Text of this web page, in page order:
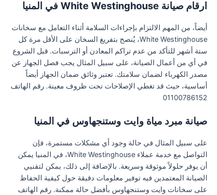
ارقام صيانة White Westinghouse في المنيا
أيضاً، من المهم الالتزام بإجراءات السلامة أثناء التعامل مع سخانات
White Westinghouse، يُنصح بتفريغ السخان على الأقل مرة كل
ستة أشهر للتأكد من عدم تراكم المعادن أو الترسبات. قبل الشروع
في أي من أعمال الصيانة، على سبيل المثال يجب فصل الجهاز عن
مصدر الكهرباء لضمان سلامتك. تعتبر وثائق ضمان الجهاز أيضاً
أساسية، حيث قد تغطي الإصلاحات تحت ظروف معينة. رقم الهاتف
01100786152
صيانة مبرد مياة وايت وستنجهاوس في المنيا
على سبيل المثال في حالة وجود أي مشكلات مستمرة، فإن
التواصل مع خدمة عملاء White Westinghouse، في المنيا يمكن
أن يوفر حلولاً موثوقة وسريعة. بالإضافة إلى ذلك، يمكن لتقنيي
الصيانة المعتمدين فيه توفير معلومات دقيقة حول كيفية الحفاظ
على سخانات وايت وستنجهاوس بأفضل حالة ممكنة. رقم الهاتف